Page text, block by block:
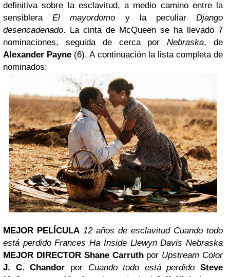
definitiva sobre la esclavitud, a medio camino entre la
sensibleraEl mayordomo y la peculiarDjango
desencadenado. La cinta de McQueen se ha llevado 7
nominaciones, seguida de cerca porNebraska, de
Alexander Payne (6). A continuación la lista completa de
nominados:
MEJOR PELÍCULA 12 años de esclavitud Cuando todo
está perdido Frances Ha Inside Llewyn Davis Nebraska
MEJOR DIRECTOR Shane Carruthpor Upstream Color
J. C. Chandor por Cuando todo está perdido Steve